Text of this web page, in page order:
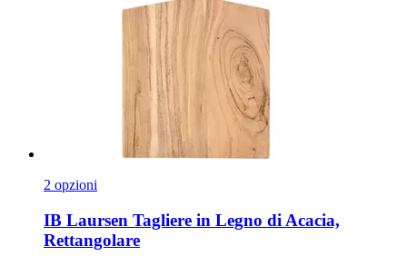
2 opzioni
IB Laursen Tagliere in Legno di Acacia,
Rettangolare